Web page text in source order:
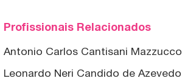
Profissionais Relacionados
Antonio Carlos Cantisani Mazzucco
Leonardo Neri Candido de Azevedo